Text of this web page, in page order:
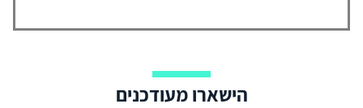
הישארו מעודכנים